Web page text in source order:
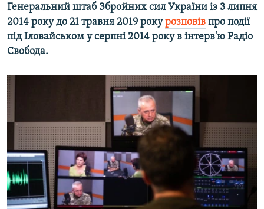
Генеральний штаб Збройних сил України із 3 липня
2014 року до 21 травня 2019 рокурозповів про події
під Іловайськом у серпні 2014 року в інтерв'ю Радіо
Свобода.